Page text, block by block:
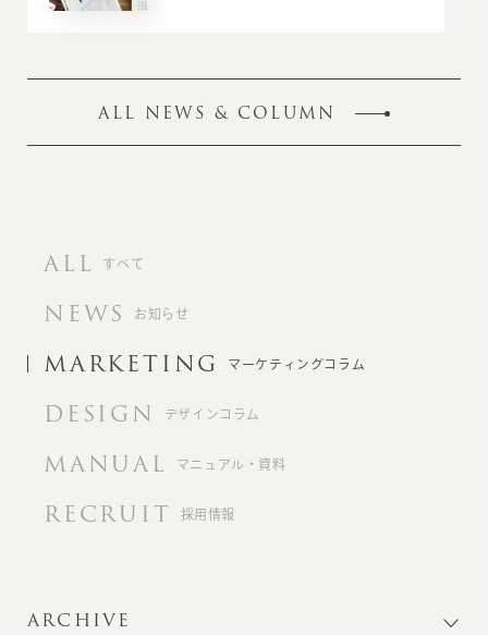
ALL NEWS & COLUMN
ALL すべて
NEWS お知らせ
MARKETING マーケティングコラム
DESIGN デザインコラム
MANUAL マニュアル・資料
RECRUIT 採用情報
ARCHIVE